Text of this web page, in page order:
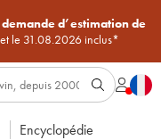
d’estimation de
le 31.08.2026 inclus*
Encyclopédie